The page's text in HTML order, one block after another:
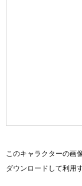
このキャラクターの画像
ダウンロードして利用